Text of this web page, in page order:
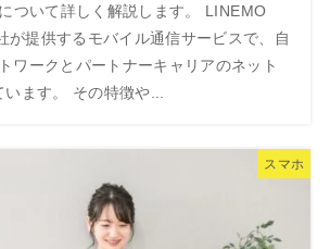
ついて詳しく解説します。 LINEMO
が提供するモバイル通信サービスで、自
ワークとパートナーキャリアのネット
ます。 その特徴や...
スマホ